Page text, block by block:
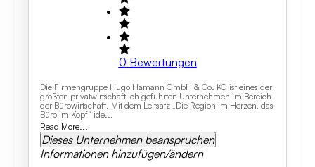
0 Bewertungen
Die Firmengruppe Hugo Hamann GmbH & Co. KG ist eines der
größten privatwirtschaftlich geführten Unternehmen im Bereich
der Bürowirtschaft. Mit dem Leitsatz „Die Region im Herzen, das
Büro im Kopf“ ide...
Read More...
Dieses Unternehmen beanspruchen
Informationen hinzufügen/ändern